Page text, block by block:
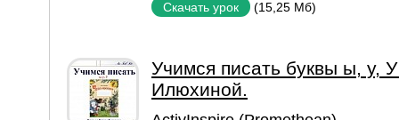
Скачать урок (15,25 Мб)
Учимся писать буквы ы, у,
Илюхиной.